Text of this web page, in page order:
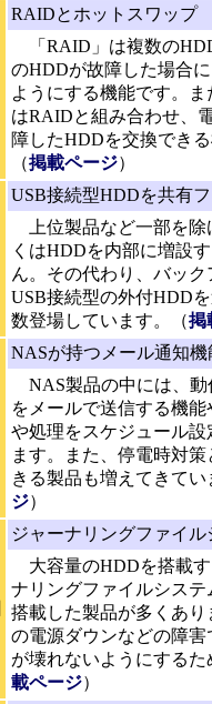
RAIDとホットスワップ
「RAID」は複数の
のHDDが故障した場合
ようにする機能です。
はRAIDと組み合わせ、
障したHDDを交換でき
（掲載ページ）
USB接続型HDDを共有
上位製品など一部を除
くはHDDを内部に増設
ん。その代わり、バッ
USB接続型の外付HDD
数登場しています。（掲
NASが持つメール通知
NAS製品の中には、動
をメールで送信する機
や処理をスケジュール
ます。また、停電時対
きる製品も増えてきてい
ジ）
ジャーナリングファイル
大容量のHDDを搭載
ナリングファイルシス
搭載した製品が多くあ
の電源ダウンなどの障
が壊れないようにする
載ページ）